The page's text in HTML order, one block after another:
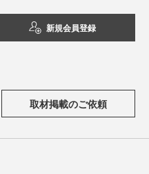
新規会員登録
取材掲載のご依頼